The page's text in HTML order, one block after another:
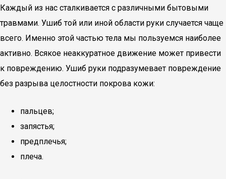
Каждый из нас сталкивается с различными бытовыми
травмами. Ушиб той или иной области руки случается чаще
всего. Именно этой частью тела мы пользуемся наиболее
активно. Всякое неаккуратное движение может привести
к повреждению. Ушиб руки подразумевает повреждение
без разрыва целостности покрова кожи:
пальцев;
запястья;
предплечья;
плеча.